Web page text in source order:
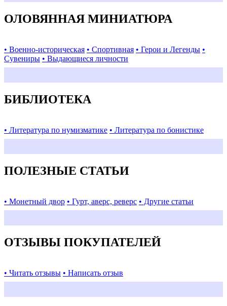
ОЛОВЯННАЯ МИНИАТЮРА
• Военно-историческая • Спортивная • Герои и Легенды •
Сувениры • Выдающиеся личности
БИБЛИОТЕКА
• Литература по нумизматике • Литература по бонистике
ПОЛЕЗНЫЕ СТАТЬИ
• Монетный двор • Гурт, аверс, реверс • Другие статьи
ОТЗЫВЫ ПОКУПАТЕЛЕЙ
• Читать отзывы • Написать отзыв